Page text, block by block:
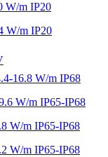
W/m IP20
W/m IP20
16.8 W/m IP68
W/m IP65-IP68
W/m IP65-IP68
W/m IP65-IP68